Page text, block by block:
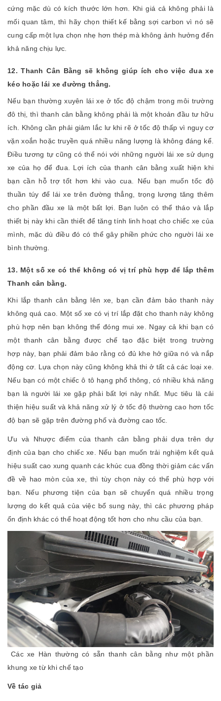
cứng mặc dù có kích thước lớn hơn. Khi giá cả không phải là
mối quan tâm, thì hãy chọn thiết kế bằng sợi carbon vì nó sẽ
cung cấp một lựa chọn nhẹ hơn thép mà không ảnh hưởng đến
khả năng chịu lực.
12. Thanh Cân Bằng sẽ không giúp ích cho việc đua xe
kéo hoặc lái xe đường thẳng.
Nếu bạn thường xuyên lái xe ở tốc độ chậm trong môi trường
đô thị, thì thanh cân bằng không phải là một khoản đầu tư hữu
ích. Không cần phải giảm lắc lư khi rẽ ở tốc độ thấp vì nguy cơ
vặn xoắn hoặc truyền quá nhiều năng lượng là không đáng kể.
Điều tương tự cũng có thể nói với những người lái xe sử dụng
xe của họ để đua. Lợi ích của thanh cân bằng xuất hiện khi
bạn cần hỗ trợ tốt hơn khi vào cua. Nếu bạn muốn tốc độ
thuần túy để lái xe trên đường thẳng, trọng lượng tăng thêm
cho phần đầu xe là một bất lợi. Bạn luôn có thể tháo và lắp
thiết bị này khi cần thiết để tăng tính linh hoạt cho chiếc xe của
mình, mặc dù điều đó có thể gây phiền phức cho người lái xe
bình thường.
13. Một số xe có thể không có vị trí phù hợp để lắp thêm
Thanh cân bằng.
Khi lắp thanh cân bằng lên xe, bạn cần đảm bảo thanh này
không quá cao. Một số xe có vị trí lắp đặt cho thanh này không
phù hợp nên bạn không thể đóng mui xe. Ngay cả khi bạn có
một thanh cân bằng được chế tạo đặc biệt trong trường
hợp này, bạn phải đảm bảo rằng có đủ khe hở giữa nó và nắp
động cơ. Lựa chọn này cũng không khả thi ở tất cả các loại xe.
Nếu bạn có một chiếc ô tô hạng phổ thông, có nhiều khả năng
bạn là người lái xe gặp phải bất lợi này nhất. Mục tiêu là cải
thiện hiệu suất và khả năng xử lý ở tốc độ thường cao hơn tốc
độ bạn sẽ gặp trên đường phố và đường cao tốc.
Ưu và Nhược điểm của thanh cân bằng phải dựa trên dự
định của bạn cho chiếc xe. Nếu bạn muốn trải nghiệm kết quả
hiệu suất cao xung quanh các khúc cua đồng thời giảm các vấn
đề về hao mòn của xe, thì tùy chọn này có thể phù hợp với
bạn. Nếu phương tiện của bạn sẽ chuyển quá nhiều trọng
lượng do kết quả của việc bổ sung này, thì các phương pháp
ổn định khác có thể hoạt động tốt hơn cho nhu cầu của bạn.
Các xe Hàn thường có sẵn thanh cân bằng như một phần
khung xe từ khi chế tạo
Về tác giả